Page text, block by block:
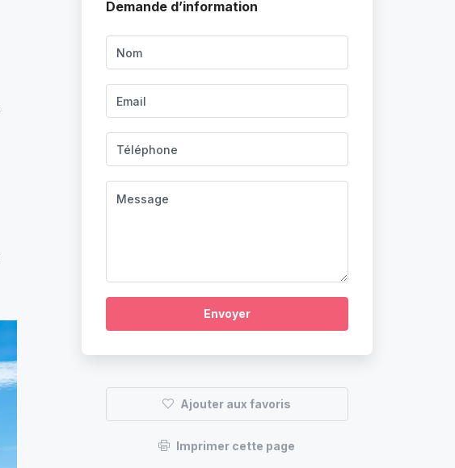
Demande d’information
Envoyer
Ajouter aux favoris
Imprimer cette page